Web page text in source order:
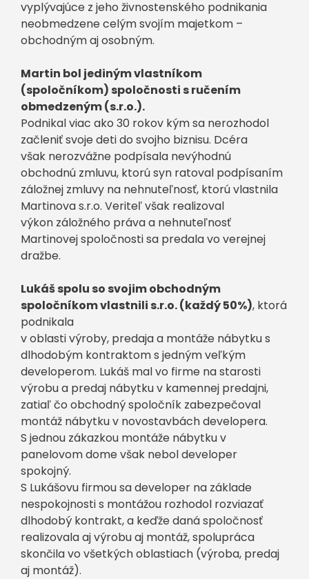
vyplývajúce z jeho živnostenského podnikania
neobmedzene celým svojím majetkom –
obchodným aj osobným.
Martin bol jediným vlastníkom
(spoločníkom) spoločnosti s ručením
obmedzeným (s.r.o.).
Podnikal viac ako 30 rokov kým sa nerozhodol
začleniť svoje deti do svojho biznisu. Dcéra
však nerozvážne podpísala nevýhodnú
obchodnú zmluvu, ktorú syn ratoval podpísaním
záložnej zmluvy na nehnuteľnosť, ktorú vlastnila
Martinova s.r.o. Veriteľ však realizoval
výkon záložného práva a nehnuteľnosť
Martinovej spoločnosti sa predala vo verejnej
dražbe.
Lukáš spolu so svojim obchodným
spoločníkom vlastnili s.r.o. (každý 50%), ktorá
podnikala
v oblasti výroby, predaja a montáže nábytku s
dlhodobým kontraktom s jedným veľkým
developerom. Lukáš mal vo firme na starosti
výrobu a predaj nábytku v kamennej predajni,
zatiaľ čo obchodný spoločník zabezpečoval
montáž nábytku v novostavbách developera.
S jednou zákazkou montáže nábytku v
panelovom dome však nebol developer
spokojný.
S Lukášovu firmou sa developer na základe
nespokojnosti s montážou rozhodol rozviazať
dlhodobý kontrakt, a keďže daná spoločnosť
realizovala aj výrobu aj montáž, spolupráca
skončila vo všetkých oblastiach (výroba, predaj
aj montáž).